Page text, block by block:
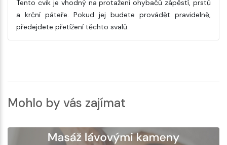
Tento cvik je vhodný na protažení ohybačů zápěstí, prstů
a krční páteře. Pokud jej budete provádět pravidelně,
předejdete přetížení těchto svalů.
Mohlo by vás zajímat